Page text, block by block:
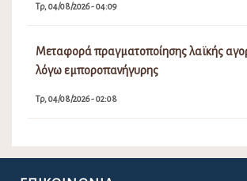
Τρ, 04/08/2026 - 04:09
Μεταφορά πραγματοποίησης λαϊκής
λόγω εμποροπανήγυρης
Τρ, 04/08/2026 - 02:08